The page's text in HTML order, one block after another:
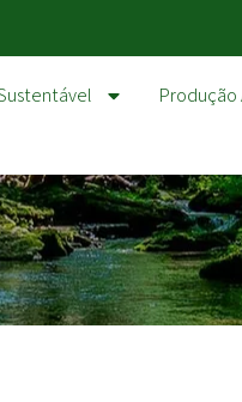
Produção